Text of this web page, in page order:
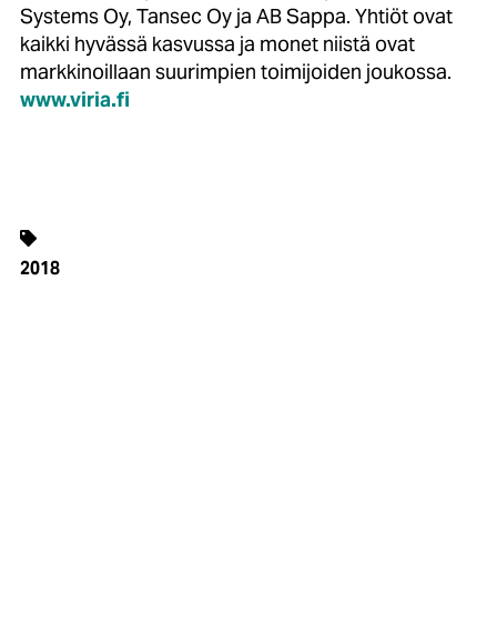
Systems Oy, Tansec Oy ja AB Sappa. Yhtiöt ovat
kaikki hyvässä kasvussa ja monet niistä ovat
markkinoillaan suurimpien toimijoiden joukossa.
www.viria.fi
2018